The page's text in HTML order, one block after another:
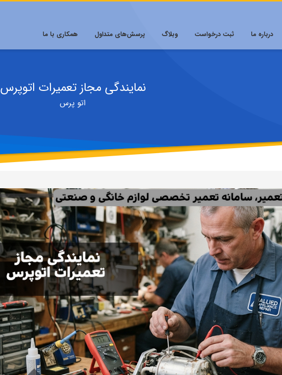
درباره ما ثبت درخواست وبلاگ پرسش‌های متداول همکاری با ما
نمایندگی مجاز تعمیرات اتوپرس
اتو پرس